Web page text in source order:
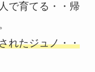
で育てる・・帰
れたジュノ・・